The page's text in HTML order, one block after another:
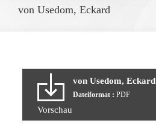
von Usedom, Eckard
von Usedom, Eckard
Dateiformat : PDF
Vorschau